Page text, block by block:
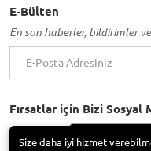
E-Bülten
En son haberler, bildirimler
Fırsatlar için Bizi Sosyal
Size daha iyi hizmet